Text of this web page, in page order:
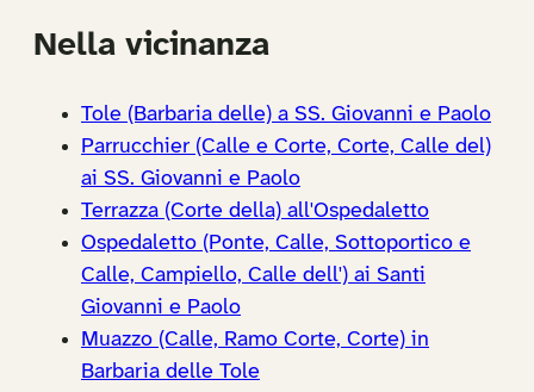
Nella vicinanza
Tole (Barbaria delle) a SS. Giovanni e Paolo
Parrucchier (Calle e Corte, Corte, Calle del)
ai SS. Giovanni e Paolo
Terrazza (Corte della) all'Ospedaletto
Ospedaletto (Ponte, Calle, Sottoportico e
Calle, Campiello, Calle dell') ai Santi
Giovanni e Paolo
Muazzo (Calle, Ramo Corte, Corte) in
Barbaria delle Tole